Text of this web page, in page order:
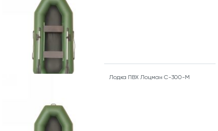
Лодка ПВХ Лоцман С-300-М